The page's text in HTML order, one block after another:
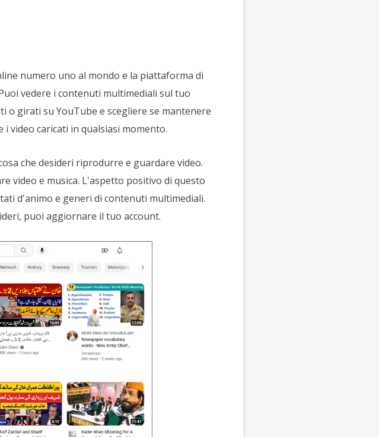
numero uno al mondo e la piattaforma di
vedere i contenuti multimediali sul tuo
o girati su YouTube e scegliere se mantenere
video caricati in qualsiasi momento.
che desideri riprodurre e guardare video.
video e musica. L'aspetto positivo di questo
d'animo e generi di contenuti multimediali.
puoi aggiornare il tuo account.